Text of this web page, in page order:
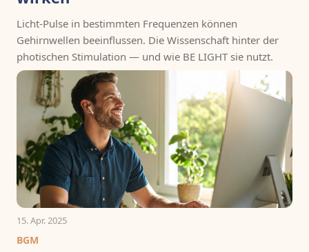
Licht-Pulse in bestimmten Frequenzen können
Gehirnwellen beeinflussen. Die Wissenschaft hinter der
photischen Stimulation — und wie BE LIGHT sie nutzt.
15. Apr. 2025
BGM